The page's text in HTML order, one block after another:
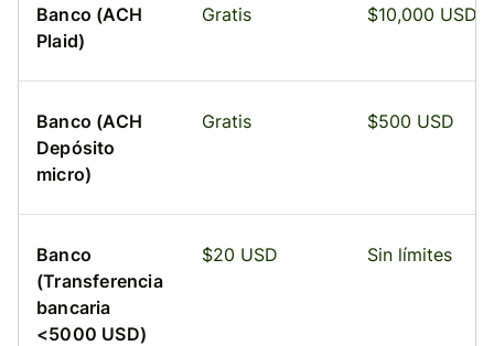
Banco (ACH
Plaid)
Gratis $10,000 USD
Banco (ACH
Depósito
micro)
Gratis $500 USD
Banco
(Transferencia
bancaria
<5000 USD)
$20 USD Sin límites